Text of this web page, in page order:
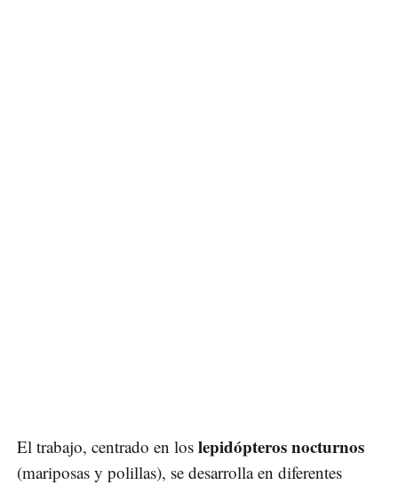
El trabajo, centrado en los lepidópteros nocturnos
(mariposas y polillas), se desarrolla en diferentes